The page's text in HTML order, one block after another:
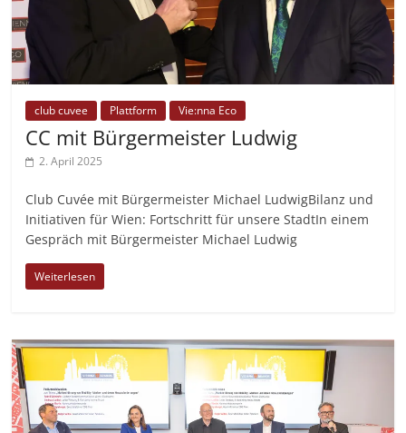
club cuvee Plattform Vie:nna Eco
CC mit Bürgermeister Ludwig
2. April 2025
Club Cuvée mit Bürgermeister Michael LudwigBilanz und
Initiativen für Wien: Fortschritt für unsere StadtIn einem
Gespräch mit Bürgermeister Michael Ludwig
Weiterlesen